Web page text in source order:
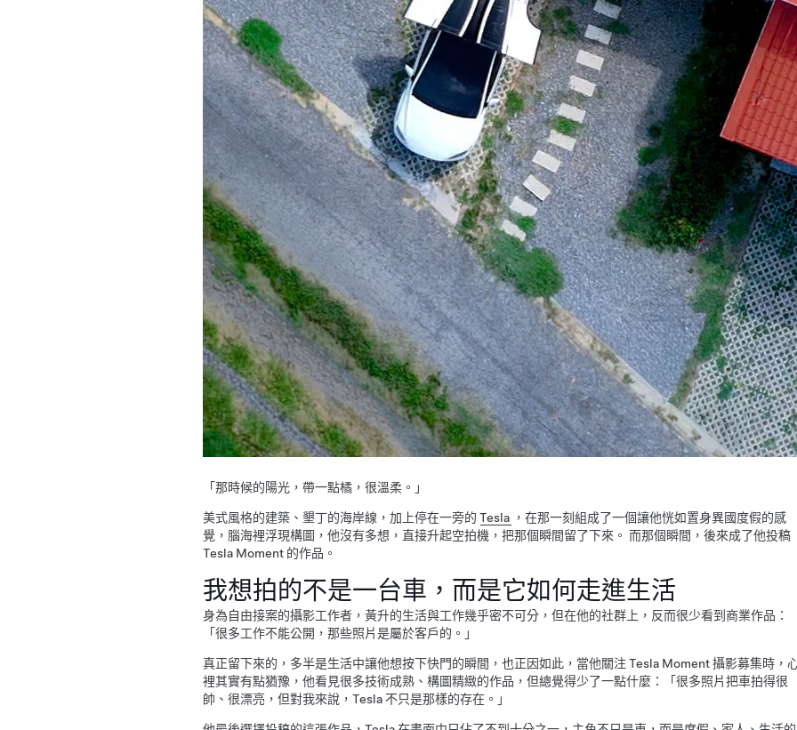
「那時候的陽光，帶一點橘，很溫柔。」
美式風格的建築、墾丁的海岸線，加上停在一旁的 Tesla ，在那一刻組成了一個讓他恍如置身異國度假的感
覺，腦海裡浮現構圖，他沒有多想，直接升起空拍機，把那個瞬間留了下來。 而那個瞬間，後來成了他投稿
Tesla Moment 的作品。
我想拍的不是一台車，而是它如何走進生活
身為自由接案的攝影工作者， 黃升的生活與工作幾乎密不可分，但在他的社群上，反而很少看到商業作品：
「很多工作不能公開，那些照片是屬於客戶的。」
真正留下來的，多半是生活中讓他想按下快門的瞬間，也正因如此，當他關注 Tesla Moment 攝影募集時，
裡其實有點猶豫，他看見很多技術成熟、構圖精緻的作品，但總覺得少了一點什麼：「很多照片把車拍得很
帥、很漂亮，但對我來說，Tesla 不只是那樣的存在。」